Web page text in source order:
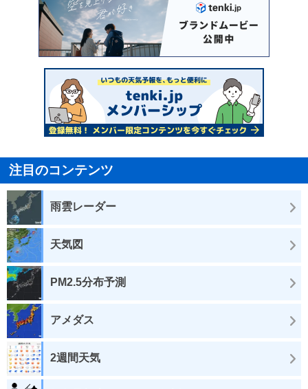
注目のコンテンツ
雨雲レーダー
天気図
PM2.5分布予測
アメダス
2週間天気